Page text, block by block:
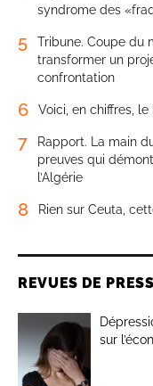
syndrome des
5
Tribune. Coupe du
transformer un
confrontation
6 Voici, en chiffres, le
7
Rapport. La main
preuves qui
l’Algérie
8 Rien sur Ceuta,
REVUES DE
sur